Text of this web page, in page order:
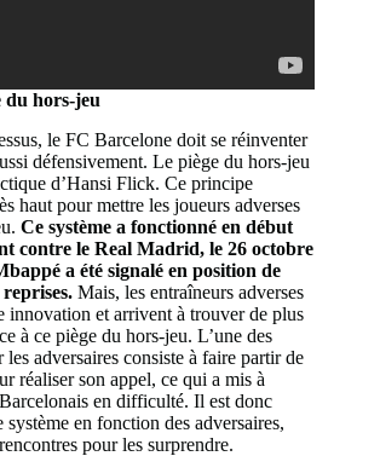
du hors-jeu
le FC Barcelone doit se réinventer
défensivement. Le piège du hors-jeu
d’Hansi Flick. Ce principe
haut pour mettre les joueurs adverses
Ce système a fonctionné en début
contre le Real Madrid, le 26 octobre
a été signalé en position de
Mais, les entraîneurs adverses
innovation et arrivent à trouver de plus
à ce piège du hors-jeu. L’une des
adversaires consiste à faire partir de
réaliser son appel, ce qui a mis à
en difficulté. Il est donc
en fonction des adversaires,
pour les surprendre.